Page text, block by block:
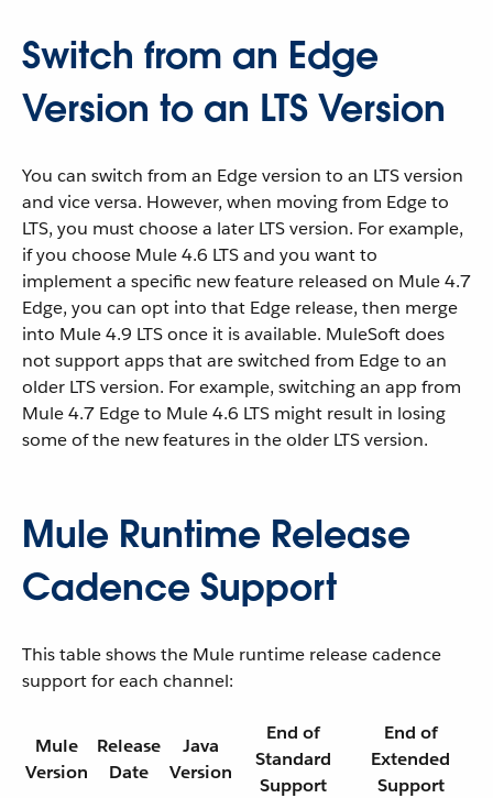
Switch from an Edge
Version to an LTS Version
You can switch from an Edge version to an LTS version
and vice versa. However, when moving from Edge to
LTS, you must choose a later LTS version. For example,
if you choose Mule 4.6 LTS and you want to
implement a specific new feature released on Mule 4.7
Edge, you can opt into that Edge release, then merge
into Mule 4.9 LTS once it is available. MuleSoft does
not support apps that are switched from Edge to an
older LTS version. For example, switching an app from
Mule 4.7 Edge to Mule 4.6 LTS might result in losing
some of the new features in the older LTS version.
Mule Runtime Release
Cadence Support
This table shows the Mule runtime release cadence
support for each channel:
Mule
Version
Release
Date
Java
Version
End of
Standard
Support
End of
Extended
Support